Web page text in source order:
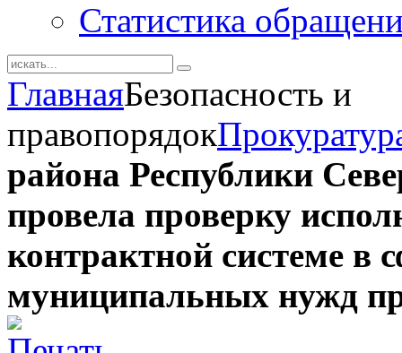
Статистика
ГлавнаяБезопасность и
правопорядок
района Республики
провела проверку
контрактной системе в
муниципальных нужд